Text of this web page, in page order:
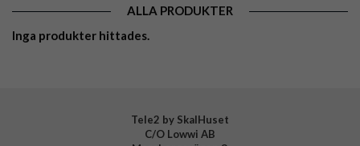
ALLA PRODUKTER
Inga produkter hittades.
Tele2 by SkalHuset
C/O Lowwi AB